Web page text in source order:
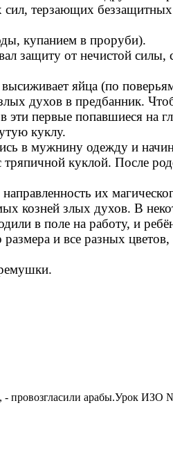
терзающих
купанием в проруби).
защиту от нечистой силы,
яйца (по
духов в предбанник.
первые попавшиеся на
куклу.
в мужнину одежду и
куклой. После
их
козней злых духов. В
в поле на работу, и
и все разных цветов,
провозгласили арабы.Урок ИЗО